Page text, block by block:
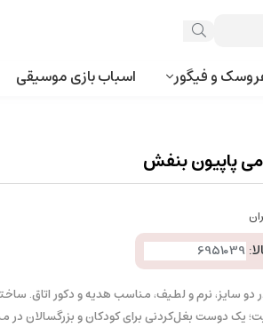
و فیگور اسباب بازی موسیقی
پاپیون بنفش
سایز، نرم و لطیف، مناسب هدیه و دکور اتاق.
یک دوست بغل‌کردنی برای کودکان و بزرگسالان در